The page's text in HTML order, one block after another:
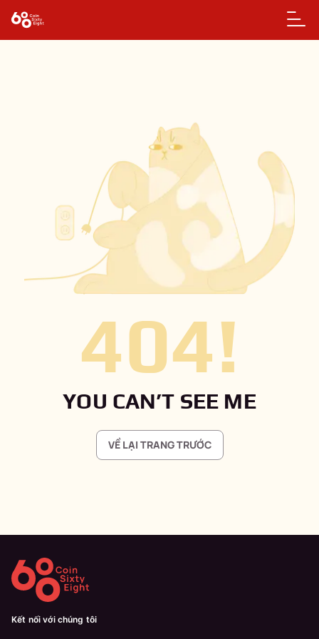
404!
YOU CAN’T SEE ME
VỀ LẠI TRANG TRƯỚC
Kết nối với chúng tôi